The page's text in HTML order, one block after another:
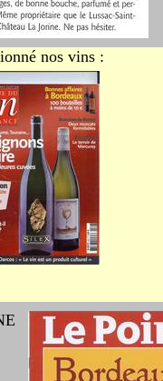
nos vins :